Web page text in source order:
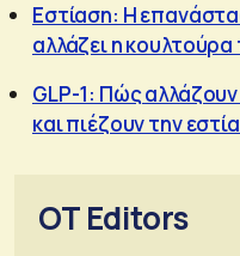
Εστίαση: Η
αλλάζει η
GLP-1: Πώς αλλάζουν
και πιέζουν την
OT Editors